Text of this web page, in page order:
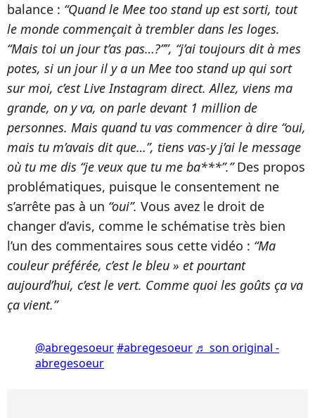
balance : “Quand le Mee too stand up est sorti, tout
le monde commençait à trembler dans les loges.
“Mais toi un jour t’as pas…?””, “j’ai toujours dit à mes
potes, si un jour il y a un Mee too stand up qui sort
sur moi, c’est Live Instagram direct. Allez, viens ma
grande, on y va, on parle devant 1 million de
personnes. Mais quand tu vas commencer à dire “oui,
mais tu m’avais dit que…”, tiens vas-y j’ai le message
où tu me dis “je veux que tu me ba***”.”Des propos
problématiques, puisque le consentement ne
s’arrête pas à un “oui”. Vous avez le droit de
changer d’avis, comme le schématise très bien
l’un des commentaires sous cette vidéo : “Ma
couleur préférée, c’est le bleu » et pourtant
aujourd’hui, c’est le vert. Comme quoi les goûts ça va
ça vient.”
@abregesoeur#abregesoeur ♬ son original -
abregesoeur